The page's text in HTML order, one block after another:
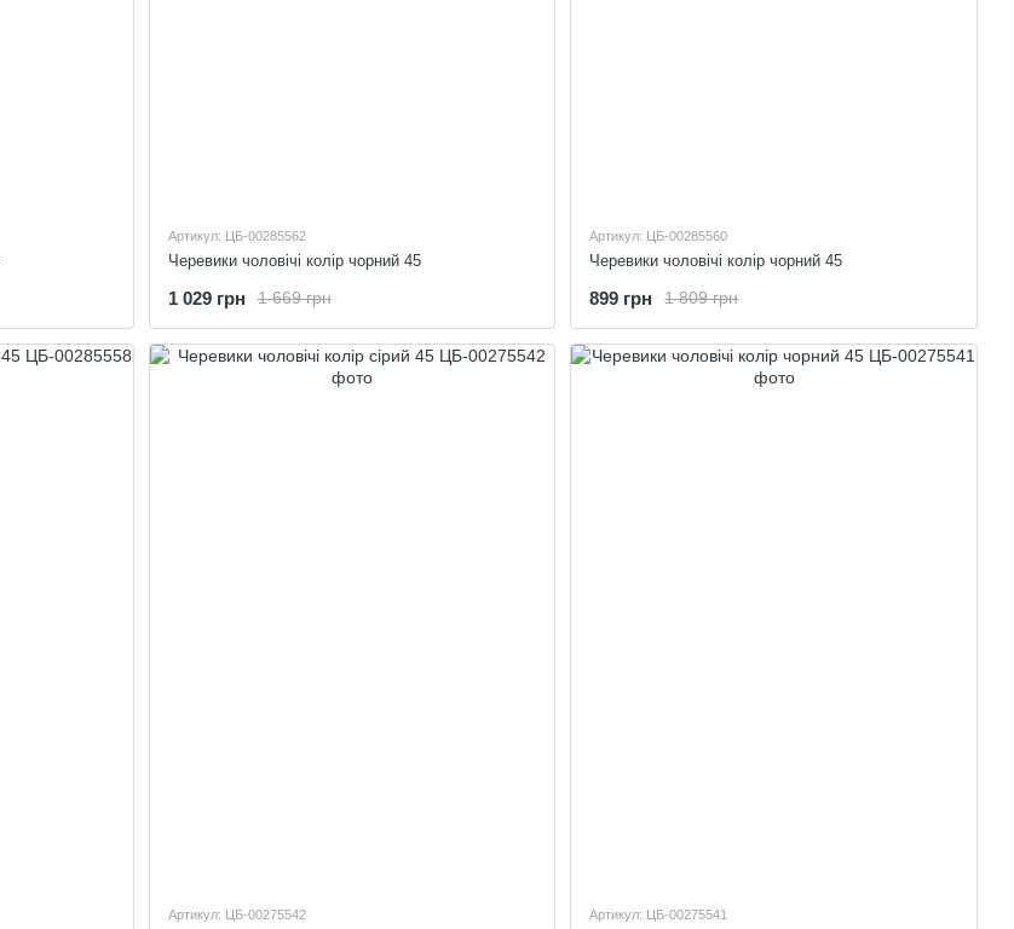
Артикул: ЦБ-00285562
Черевики чоловічі колір чорний 45
1 669 грн
1 029 грн
Артикул: ЦБ-00285560
Черевики чоловічі колір чорний 45
1 809 грн
899 грн
Артикул: ЦБ-00275542 Артикул: ЦБ-00275541